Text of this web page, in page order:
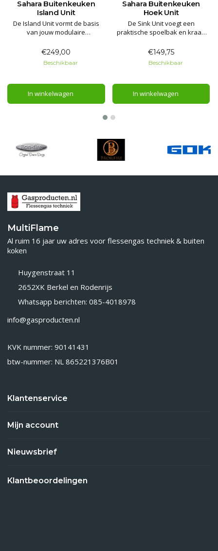
Sahara Buitenkeuken
Island Unit
De Island Unit vormt de basis
van jouw modulaire
werkblad, soft-close kastdeuren,
ruimte voor een gasfles en
verstelbare poten biedt deze
opbergruimte voor buiten.
€249,00
Beschikbaar
In winkelwagen
Sahara Buitenkeuken
Hoek Unit
De Sink Unit voegt een
praktische spoelbak en kraan
buitenkeuken. Compleet met
afvoerkit, snelkoppeling voor de
wateraansluiting, RVS werkblad
soft-close kastdeuren.
€149,75
Beschikbaar
In winkelwagen
MultiFlame
Al ruim 16 jaar uw adres voor flessengas techniek & buiten
koken
Huygenstraat 11
2652XK Berkel en Rodenrijs
Whatsapp berichten: 085-4018978
info@gasproducten.nl
KVK nummer: 90141431
btw-nummer: NL 865221376B01
Klantenservice
Mijn account
Nieuwsbrief
Klantbeoordelingen